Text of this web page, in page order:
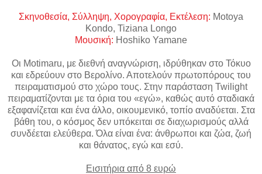
Σκηνοθεσία, Σύλληψη, Χορογραφία, Εκτέλεση: Motoya
Kondo, Tiziana Longo
Μουσική: Hoshiko Yamane
Οι Motimaru, με διεθνή αναγνώριση, ιδρύθηκαν στο Τόκυο
και εδρεύουν στο Βερολίνο. Αποτελούν πρωτοπόρους του
πειραματισμού στο χώρο τους. Στην παράσταση Twilight
πειραματίζονται με τα όρια του «εγώ», καθώς αυτό σταδιακά
εξαφανίζεται και ένα άλλο, οικουμενικό, τοπίο αναδύεται. Στα
βάθη του, ο κόσμος δεν υπόκειται σε διαχωρισμούς αλλά
συνδέεται ελεύθερα. Όλα είναι ένα: άνθρωποι και ζώα, ζωή
και θάνατος, εγώ και εσύ.
Εισιτήρια από 8 ευρώ